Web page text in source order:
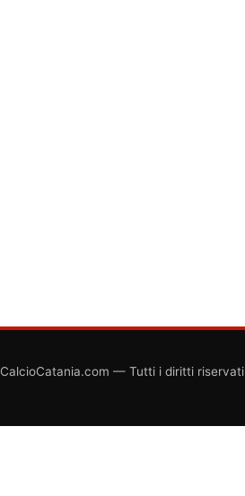
— Tutti i diritti riservati